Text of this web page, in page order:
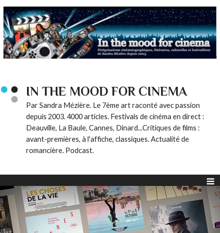
IN THE MOOD FOR CINEMA
Par Sandra Mézière. Le 7ème art raconté avec passion
depuis 2003. 4000 articles. Festivals de cinéma en direct :
Deauville, La Baule, Cannes, Dinard...Critiques de films :
avant-premières, à l'affiche, classiques. Actualité de
romancière. Podcast.